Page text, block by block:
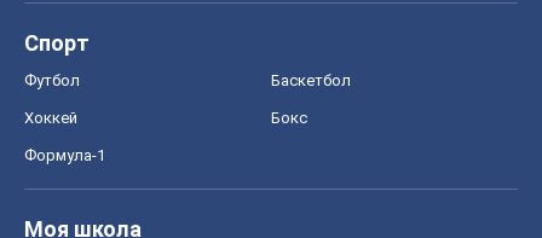
Спорт
Футбол Баскетбол
Хоккей Бокс
Формула-1
Моя школа